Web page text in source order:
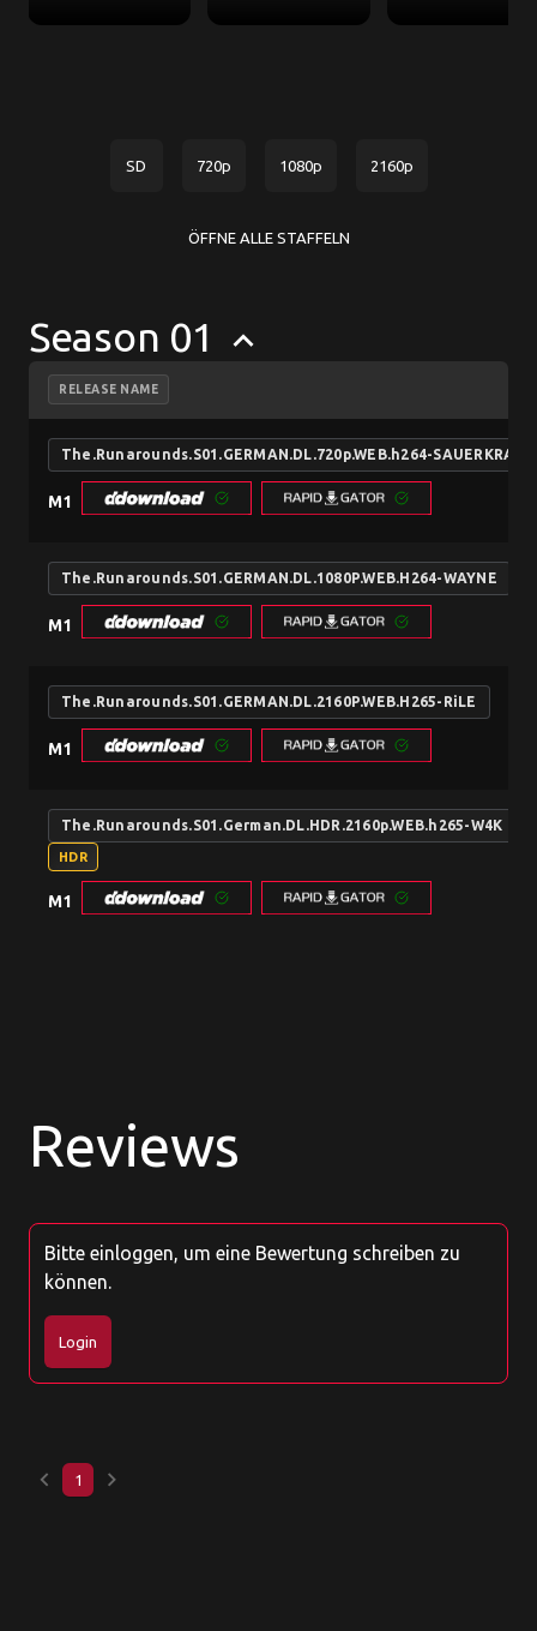
SD 720p 1080p 2160p
ÖFFNE ALLE STAFFELN
Season 01 keyboard_arrow_up
RELEASE NAME
The.Runarounds.S01.GERMAN.DL.720p.WEB.h264-SAUERKRAUT
M1
The.Runarounds.S01.GERMAN.DL.1080P.WEB.H264-WAYNE
M1
The.Runarounds.S01.GERMAN.DL.2160P.WEB.H265-RiLE
M1
The.Runarounds.S01.German.DL.HDR.2160p.WEB.h265-W4K
HDR
M1
Reviews
Bitte einloggen, um eine Bewertung schreiben zu
können.
Login
keyboard_arrow_left 1 keyboard_arrow_right